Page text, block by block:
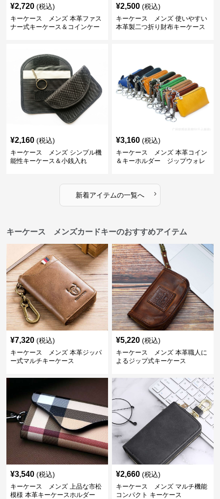
¥2,720 (税込)
キーケース メンズ 本革ファス
ナー式キーケース＆コインケー
¥2,500 (税込)
キーケース メンズ 使いやすい
本革製二つ折り財布キーケース
¥2,160 (税込)
キーケース メンズ シンプル機
能性キーケース＆小銭入れ
¥3,160 (税込)
キーケース メンズ 本革コイン
＆キーホルダー ジップウォレ
新着アイテムの一覧へ ›
キーケース メンズカードキーのおすすめアイテム
¥7,320 (税込)
キーケース メンズ 本革ジッパ
ー式マルチキーケース
¥5,220 (税込)
キーケース メンズ 本革職人に
よるジップ式キーケース
¥3,540 (税込)
キーケース メンズ 上品な市松
模様 本革キーケースホルダー
¥2,660 (税込)
キーケース メンズ マルチ機能
コンパクト キーケース